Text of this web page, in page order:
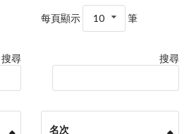
搜尋
每頁顯示 10 筆
搜尋
名次